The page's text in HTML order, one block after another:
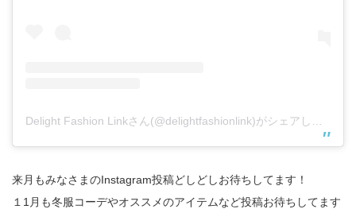
来月もみなさまのInstagram投稿どしどしお待ちしてます！
１1月も冬服コーデやオススメのアイテムなど投稿お待ちしてます